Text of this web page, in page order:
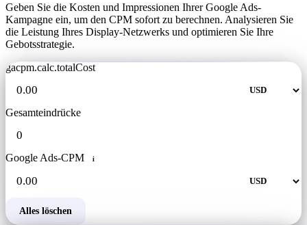
Geben Sie die Kosten und Impressionen Ihrer Google Ads-
Kampagne ein, um den CPM sofort zu berechnen. Analysieren Sie
die Leistung Ihres Display-Netzwerks und optimieren Sie Ihre
Gebotsstrategie.
gacpm.calc.totalCost
Gesamteindrücke
Google Ads-CPM i
Alles löschen